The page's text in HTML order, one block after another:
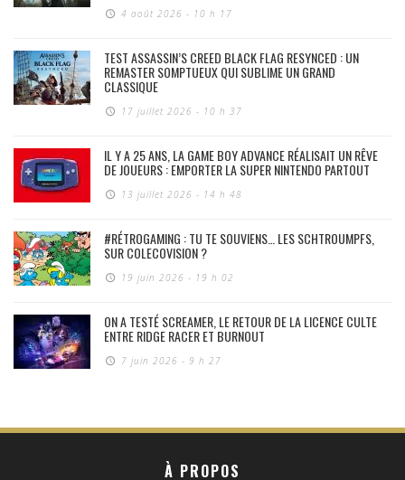
4 août 2026 - 10 h 17
TEST ASSASSIN’S CREED BLACK FLAG RESYNCED : UN
REMASTER SOMPTUEUX QUI SUBLIME UN GRAND
CLASSIQUE
17 juillet 2026 - 10 h 37
IL Y A 25 ANS, LA GAME BOY ADVANCE RÉALISAIT UN RÊVE
DE JOUEURS : EMPORTER LA SUPER NINTENDO PARTOUT
13 juillet 2026 - 14 h 48
#RÉTROGAMING : TU TE SOUVIENS… LES SCHTROUMPFS,
SUR COLECOVISION ?
19 juin 2026 - 19 h 02
ON A TESTÉ SCREAMER, LE RETOUR DE LA LICENCE CULTE
ENTRE RIDGE RACER ET BURNOUT
7 juin 2026 - 9 h 27
À PROPOS